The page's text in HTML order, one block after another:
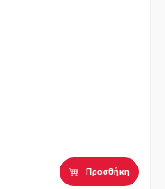
Προσθήκη